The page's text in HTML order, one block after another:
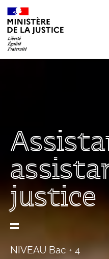
Aller au contenu
justice
NIVEAU Bac + 4